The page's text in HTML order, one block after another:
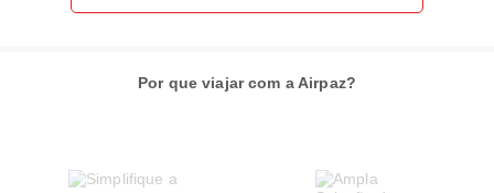
Por que viajar com a Airpaz?